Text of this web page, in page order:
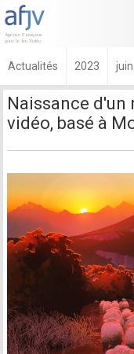
Actualités 2023 juin
Naissance d'un
vidéo, basé à